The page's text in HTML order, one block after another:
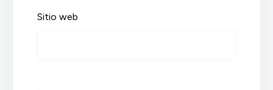
Sitio web